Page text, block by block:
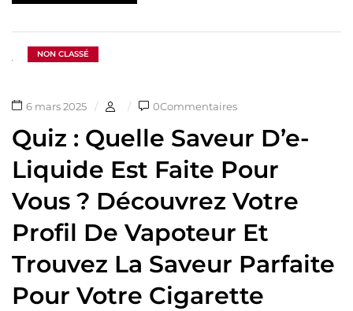
NON CLASSÉ
6 mars 2025 0Commentaires
Quiz : Quelle Saveur D’e-
Liquide Est Faite Pour
Vous ? Découvrez Votre
Profil De Vapoteur Et
Trouvez La Saveur Parfaite
Pour Votre Cigarette